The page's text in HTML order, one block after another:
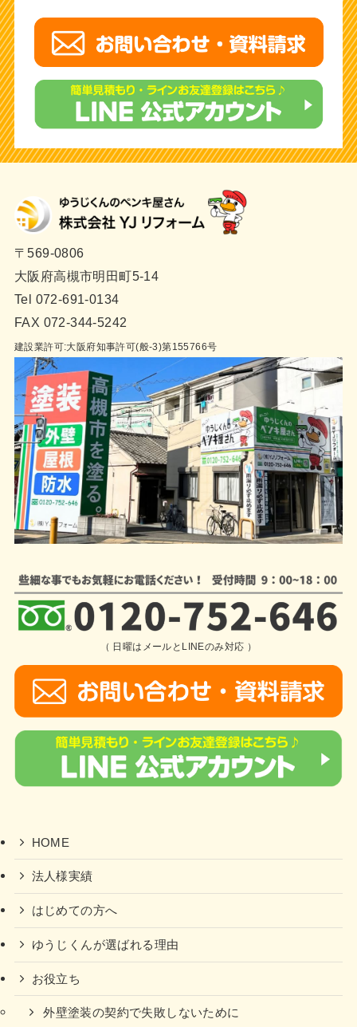
〒569-0806
大阪府高槻市明田町5-14
Tel 072-691-0134
FAX 072-344-5242
建設業許可:大阪府知事許可(般-3)第155766号
（ 日曜はメールとLINEのみ対応 ）
HOME
法人様実績
はじめての方へ
ゆうじくんが選ばれる理由
お役立ち
外壁塗装の契約で失敗しないために